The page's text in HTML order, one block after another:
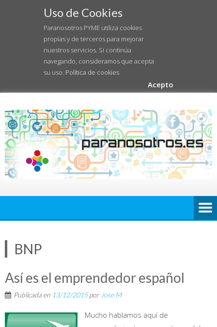
Uso de Cookies
Paranosotros PYME utiliza cookies
propias y de terceros para mejorar
nuestros servicios. Si continúa
navegando, consideramos que acepta
su uso. Política de cookies
Acepto
BNP
Así es el emprendedor español
Publicada en 13/12/2015por Jose M
Mucho hablamos aquí de